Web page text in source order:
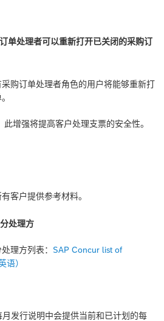
单处理者可以重新打开已关闭的采购订
购订单处理者角色的用户将能够重新打
增强将提高客户处理支票的安全性。
客户提供参考材料。
处理方
理方列表： SAP Concur list of
语）
发行说明中会提供当前和已计划的每